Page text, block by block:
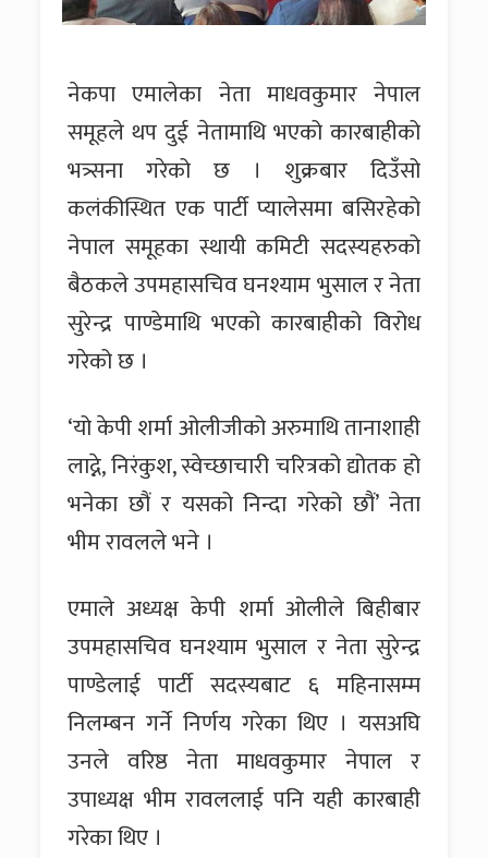
नेकपा एमालेका नेता माधवकुमार नेपाल
समूहले थप दुई नेतामाथि भएको कारबाहीको
भत्र्सना गरेको छ । शुक्रबार दिउँसो
कलंकीस्थित एक पार्टी प्यालेसमा बसिरहेको
नेपाल समूहका स्थायी कमिटी सदस्यहरुको
बैठकले उपमहासचिव घनश्याम भुसाल र नेता
सुरेन्द्र पाण्डेमाथि भएको कारबाहीको विरोध
गरेको छ ।
‘यो केपी शर्मा ओलीजीको अरुमाथि तानाशाही
लाद्ने, निरंकुश, स्वेच्छाचारी चरित्रको द्योतक हो
भनेका छौं र यसको निन्दा गरेको छौं’ नेता
भीम रावलले भने ।
एमाले अध्यक्ष केपी शर्मा ओलीले बिहीबार
उपमहासचिव घनश्याम भुसाल र नेता सुरेन्द्र
पाण्डेलाई पार्टी सदस्यबाट ६ महिनासम्म
निलम्बन गर्ने निर्णय गरेका थिए । यसअघि
उनले वरिष्ठ नेता माधवकुमार नेपाल र
उपाध्यक्ष भीम रावललाई पनि यही कारबाही
गरेका थिए ।